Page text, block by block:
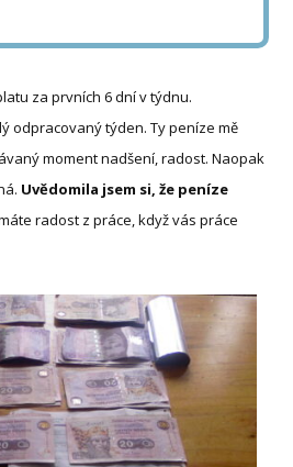
za prvních 6 dní v týdnu.
odpracovaný týden. Ty peníze mě
moment nadšení, radost. Naopak
Uvědomila jsem si, že peníze
radost z práce, když vás práce